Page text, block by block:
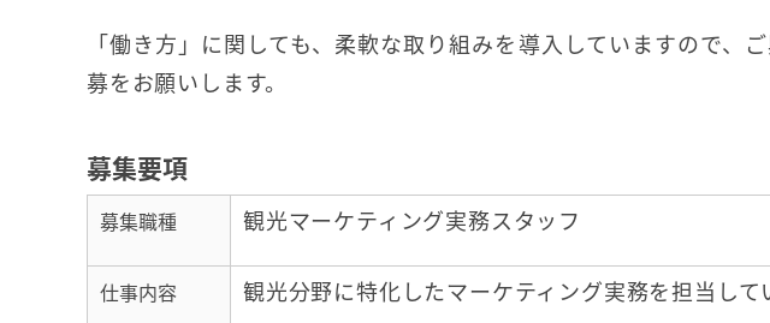
「働き方」に関しても、柔軟な取り組みを導入していますので、
募をお願いします。
募集要項
募集職種 観光マーケティング実務スタッフ
仕事内容
観光分野に特化したマーケティング実務を担当して